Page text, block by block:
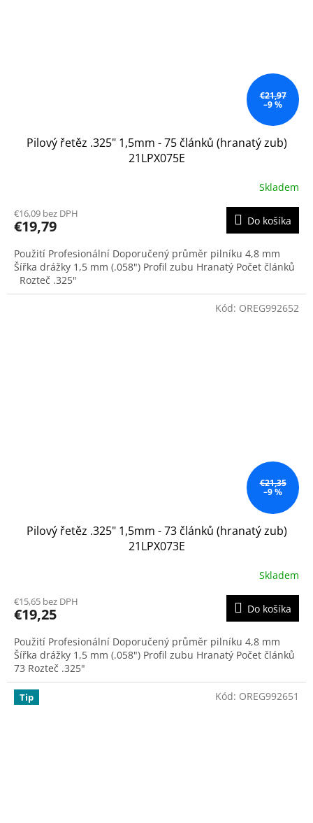
€21,97
–9 %
Pilový řetěz .325" 1,5mm - 75 článků (hranatý zub)
21LPX075E
Skladem
€16,09 bez DPH
€19,79 Do košíka
Použití Profesionální Doporučený průměr pilníku 4,8 mm
Šířka drážky 1,5 mm (.058") Profil zubu Hranatý Počet článků
Rozteč .325"
€21,35
–9 %
Pilový řetěz .325" 1,5mm - 73 článků (hranatý zub)
21LPX073E
Skladem
€15,65 bez DPH
€19,25 Do košíka
Použití Profesionální Doporučený průměr pilníku 4,8 mm
Šířka drážky 1,5 mm (.058") Profil zubu Hranatý Počet článků
73 Rozteč .325"
Kód: OREG992652
Tip Kód: OREG992651